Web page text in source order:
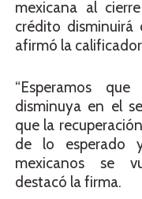
mexicana al
crédito disminuirá
afirmó la
“Esperamos
disminuya en el
que la
de lo esperado
mexicanos se
destacó la firma.